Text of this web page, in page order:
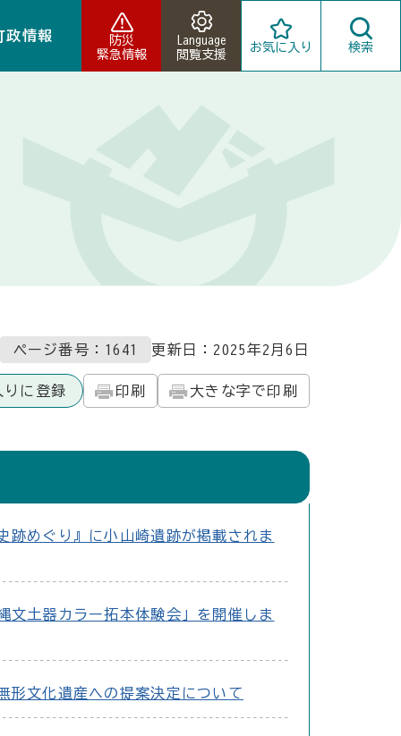
政情報
防災
緊急情報
Language
閲覧支援
お気に入り 検索
ページ番号：1641 更新日： 2025年2月6日
りに登録 印刷 大きな字で印刷
跡めぐり』に小山崎遺跡が掲載されま
文土器カラー拓本体験会」を開催しま
形文化遺産への提案決定について